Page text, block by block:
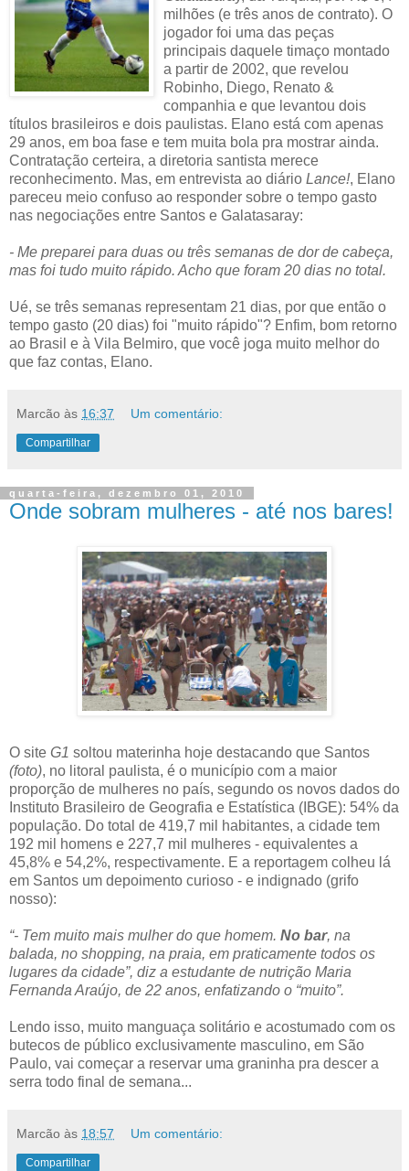
milhões (e três anos de contrato). O
jogador foi uma das peças
principais daquele timaço montado
a partir de 2002, que revelou
Robinho, Diego, Renato &
companhia e que levantou dois
títulos brasileiros e dois paulistas. Elano está com apenas
29 anos, em boa fase e tem muita bola pra mostrar ainda.
Contratação certeira, a diretoria santista merece
reconhecimento. Mas, em entrevista ao diário Lance!, Elano
pareceu meio confuso ao responder sobre o tempo gasto
nas negociações entre Santos e Galatasaray:
- Me preparei para duas ou três semanas de dor de cabeça,
mas foi tudo muito rápido. Acho que foram 20 dias no total.
Ué, se três semanas representam 21 dias, por que então o
tempo gasto (20 dias) foi "muito rápido"? Enfim, bom retorno
ao Brasil e à Vila Belmiro, que você joga muito melhor do
que faz contas, Elano.
Marcão às 16:37 Um comentário:
Compartilhar
quarta-feira, dezembro 01, 2010
Onde sobram mulheres - até nos bares!
O site G1 soltou materinha hoje destacando que Santos
(foto), no litoral paulista, é o município com a maior
proporção de mulheres no país, segundo os novos dados do
Instituto Brasileiro de Geografia e Estatística (IBGE): 54% da
população. Do total de 419,7 mil habitantes, a cidade tem
192 mil homens e 227,7 mil mulheres - equivalentes a
45,8% e 54,2%, respectivamente. E a reportagem colheu lá
em Santos um depoimento curioso - e indignado (grifo
nosso):
“- Tem muito mais mulher do que homem. No bar, na
balada, no shopping, na praia, em praticamente todos os
lugares da cidade”, diz a estudante de nutrição Maria
Fernanda Araújo, de 22 anos, enfatizando o “muito”.
Lendo isso, muito manguaça solitário e acostumado com os
butecos de público exclusivamente masculino, em São
Paulo, vai começar a reservar uma graninha pra descer a
serra todo final de semana...
Marcão às 18:57 Um comentário:
Compartilhar